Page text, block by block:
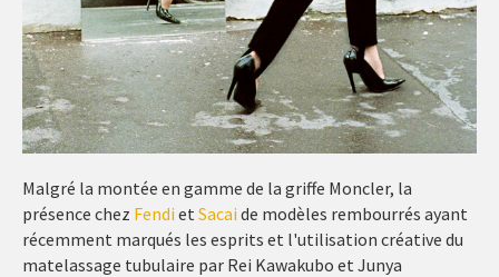
Malgré la montée en gamme de la griffe Moncler, la
présence chez Fendi et Sacai de modèles rembourrés ayant
récemment marqués les esprits et l'utilisation créative du
matelassage tubulaire par Rei Kawakubo et Junya